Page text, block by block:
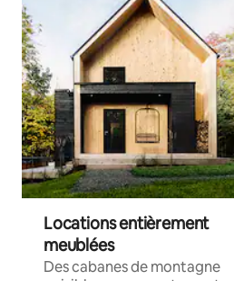
Locations entièrement
meublées
Des cabanes de montagne